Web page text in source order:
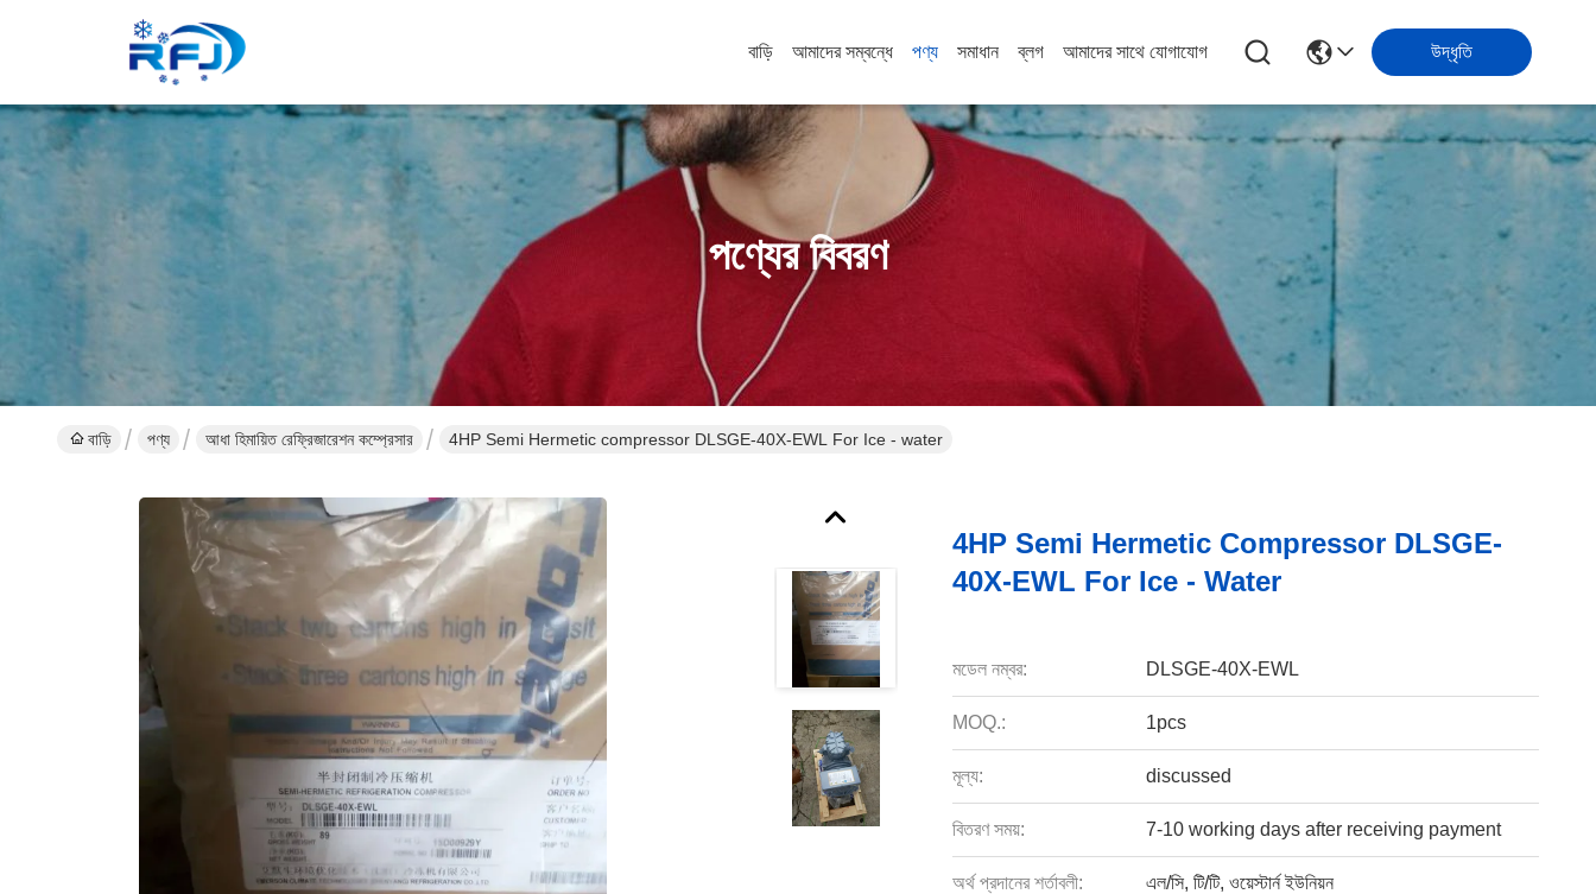
বাড়ি আমাদের সম্বন্ধে পণ্য সমাধান ব্লগ আমাদের সাথে যোগাযোগ উদ্ধৃতি
পণ্যের বিবরণ
বাড়ি পণ্য আধা হিমায়িত রেফ্রিজারেশন কম্প্রেসার 4HP Semi Hermetic compressor DLSGE-40X-EWL For Ice - water
4HP Semi Hermetic Compressor DLSGE-
40X-EWL For Ice - Water
মডেল নম্বর: DLSGE-40X-EWL
MOQ.: 1pcs
মূল্য: discussed
বিতরণ সময়: 7-10 working days after receiving payment
অর্থ প্রদানের শর্তাবলী: এল/সি, টি/টি, ওয়েস্টার্ন ইউনিয়ন